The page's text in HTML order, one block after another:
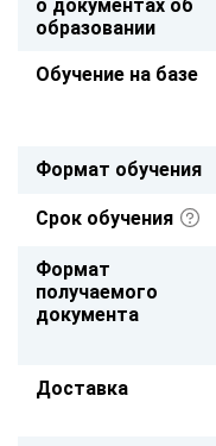
о документах об
образовании
Обучение на базе
Формат обучения
Срок обучения
Формат
получаемого
документа
Доставка